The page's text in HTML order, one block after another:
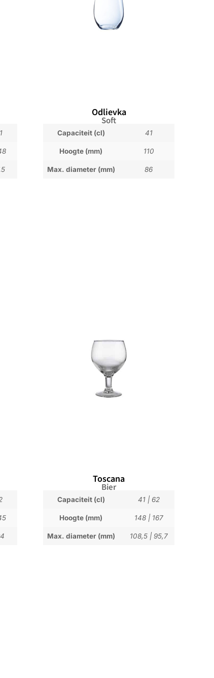
Odlievka
Soft
Capaciteit (cl) 41
Hoogte (mm) 110
Max. diameter (mm) 86
Toscana
Bier
Capaciteit (cl) 41| 62
Hoogte (mm) 148| 167
Max. diameter (mm) 108,5| 95,7